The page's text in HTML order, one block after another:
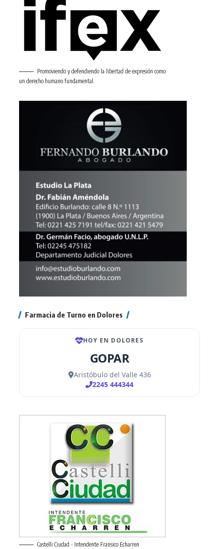
Promoviendo y defendiendo la libertad de expresión como
un derecho humano fundamental.
Farmacia de Turno en Dolores
Castelli Ciudad - Intendente Fransico Echarren